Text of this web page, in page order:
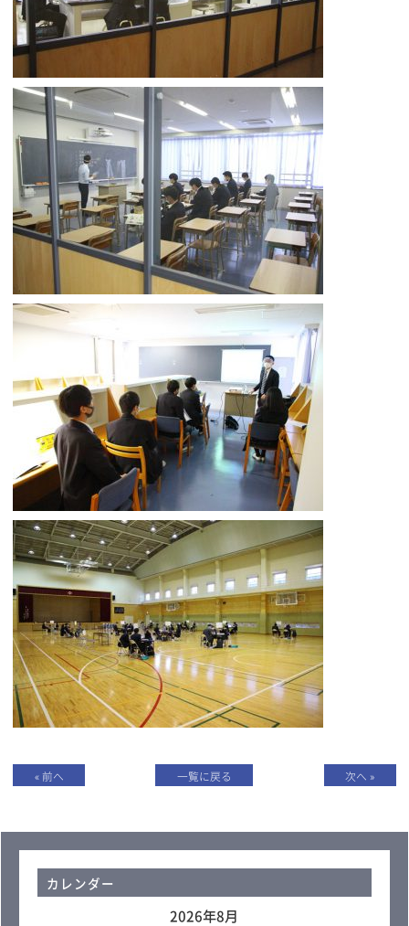
« 前へ 一覧に戻る 次へ »
カレンダー
2026年8月